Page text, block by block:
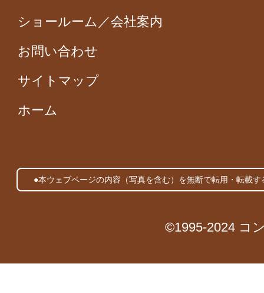
ショールーム／会社案内
お問い合わせ
サイトマップ
ホーム
●本ウェブページの内容（写真を含む）を無断で転用・転載
©1995-2024 コ